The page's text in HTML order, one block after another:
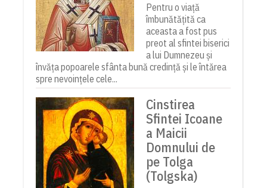
Pentru o viață
îmbunătățită ca
aceasta a fost pus
preot al sfintei biserici
a lui Dumnezeu și
învăța popoarele sfânta bună credință și le întărea
spre nevoințele cele...
Cinstirea
Sfintei Icoane
a Maicii
Domnului de
pe Tolga
(Tolgska)